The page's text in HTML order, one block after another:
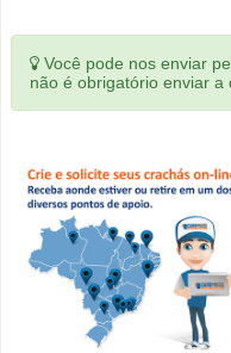
Você pode nos enviar
não é obrigatório enviar